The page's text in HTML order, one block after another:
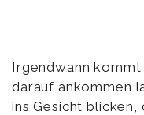
Irgendwann kommt
darauf ankommen
ins Gesicht blicken,